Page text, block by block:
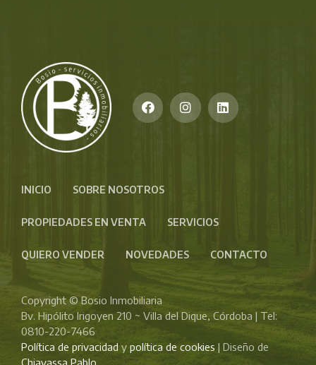
INICIO SOBRE NOSOTROS
PROPIEDADES EN VENTA SERVICIOS
QUIERO VENDER NOVEDADES CONTACTO
Copyright © Bosio Inmobiliaria
Bv. Hipólito Irigoyen 210 ~ Villa del Dique, Córdoba | Tel:
0810-220-7466
Política de privacidady política de cookies | Diseño de